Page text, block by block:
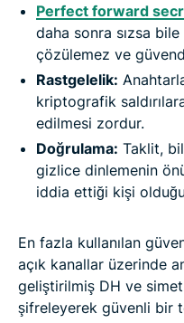
Perfect forward
daha sonra sızsa
çözülemez ve
Rastgelelik:
kriptografik
edilmesi zordur.
Doğrulama: Taklit,
gizlice dinlemenin
iddia ettiği kişi
En fazla kullanılan
açık kanallar üzerinde
geliştirilmiş DH ve
şifreleyerek güvenli bir